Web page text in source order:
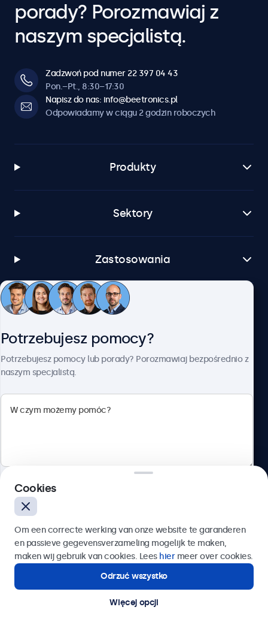
porady? Porozmawiaj z
naszym specjalistą.
Zadzwoń pod numer 22 397 04 43
Pon.–Pt., 8:30–17:30
Napisz do nas: info@beetronics.pl
Odpowiadamy w ciągu 2 godzin roboczych
Produkty
Sektory
Zastosowania
Obsługa klienta
Polski
© 2026 Beetronics
Potrzebujesz pomocy?
Potrzebujesz pomocy lub porady? Porozmawiaj bezpośrednio z
naszym specjalistą.
Wyślij
Lub zadzwoń pod numer:22 397 04 43
Potrzebujesz pomocy?
Kontakt ze specjalistą.
Cookies
Om een correcte werking van onze website te garanderen
en passieve gegevensverzameling mogelijk te maken,
maken wij gebruik van cookies. Lees hiermeer over cookies.
Odrzuć wszystko
Więcej opcji